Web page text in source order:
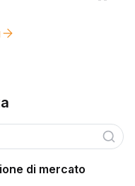
di mercato